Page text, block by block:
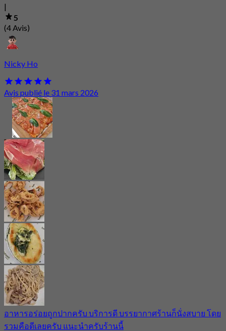
|
5
(4 Avis)
Nicky Ho
Avis publié le 31 mars 2026
อาหารอร่อยถูกปากครับ บริการดี บรรยากาศร้านก็นั่งสบาย โดย
รวมคือดีเลยครับ แนะนำครับร้านนี้